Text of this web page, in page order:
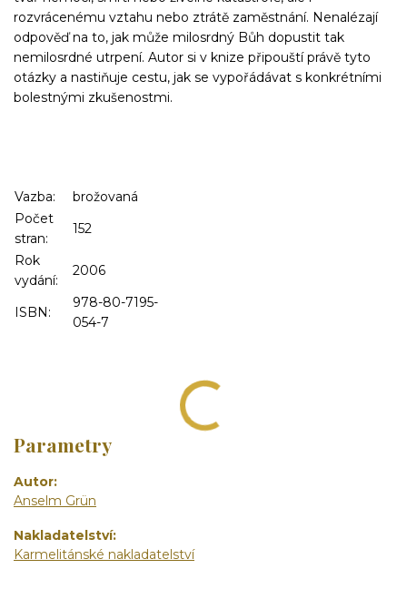
rozvrácenému vztahu nebo ztrátě zaměstnání. Nenalézají
odpověď na to, jak může milosrdný Bůh dopustit tak
nemilosrdné utrpení. Autor si v knize připouští právě tyto
otázky a nastiňuje cestu, jak se vypořádávat s konkrétními
bolestnými zkušenostmi.
Vazba:
brožovaná
Počet
stran:
152
Rok
vydání:
2006
ISBN:
978-80-7195-
054-7
Parametry
Autor
Anselm Grün
Nakladatelství
Karmelitánské nakladatelství